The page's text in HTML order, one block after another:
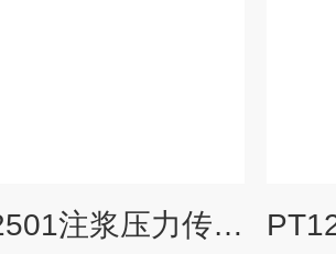
PT124B-2501注浆压力传感器